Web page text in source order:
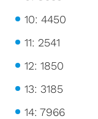
10: 4450
11: 2541
12: 1850
13: 3185
14: 7966